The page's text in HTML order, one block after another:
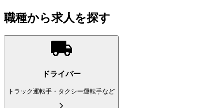
職種から求人を探す
ドライバー
トラック運転手・タクシー運転手など